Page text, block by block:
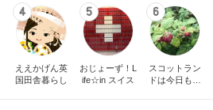
4
ええかげん英
国田舎暮らし
5
おじょーず！L
ife☆in スイス
6
スコットラン
ドは今日も曇